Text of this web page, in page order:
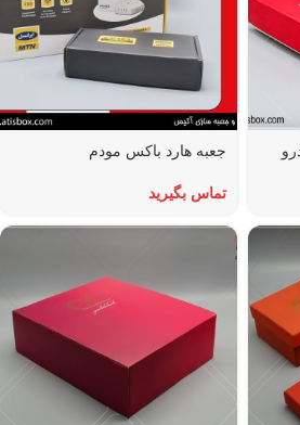
جعبه هارد باکس مودم
تماس بگیرید